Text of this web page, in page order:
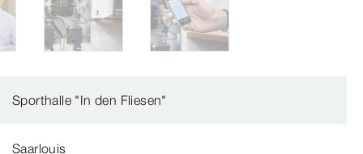
Sporthalle "In den Fliesen"
Saarlouis